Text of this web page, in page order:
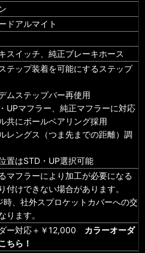
ドアルマイト
スイッチ、純正ブレーキホース
テップ装着を可能にするステップ
ムステップバー再使用
UPマフラー、純正マフラーに対応
共にボールベアリング採用
レングス（つま先までの距離）調
置はSTD・UP選択可能
マフラーにより加工が必要になる
付けできない場合があります。
時、社外スプロケットカバーへの交
ります。
ー対応＋￥12,000 カラーオーダ
ちら！